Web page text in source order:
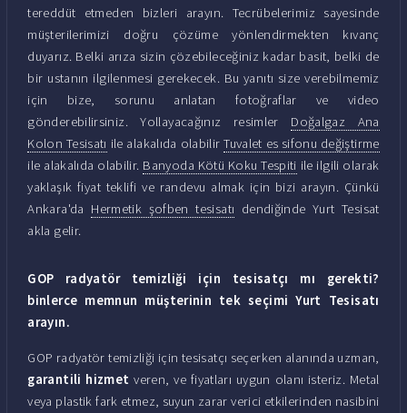
tereddüt etmeden bizleri arayın. Tecrübelerimiz sayesinde
müşterilerimizi doğru çözüme yönlendirmekten kıvanç
duyarız. Belki arıza sizin çözebileceğiniz kadar basit, belki de
bir ustanın ilgilenmesi gerekecek. Bu yanıtı size verebilmemiz
için bize, sorunu anlatan fotoğraflar ve video
gönderebilirsiniz. Yollayacağınız resimler Doğalgaz Ana
Kolon Tesisatı ile alakalıda olabilirTuvalet es sifonu değiştirme
ile alakalıda olabilir. Banyoda Kötü Koku Tespiti ile ilgili olarak
yaklaşık fiyat teklifi ve randevu almak için bizi arayın. Çünkü
Ankara'da Hermetik şofben tesisatı dendiğinde Yurt Tesisat
akla gelir.
GOP radyatör temizliği için tesisatçı mı gerekti?
binlerce memnun müşterinin tek seçimi Yurt Tesisatı
arayın.
GOP radyatör temizliği için tesisatçı seçerken alanında uzman,
garantili hizmet veren, ve fiyatları uygun olanı isteriz. Metal
veya plastik fark etmez, suyun zarar verici etkilerinden nasibini